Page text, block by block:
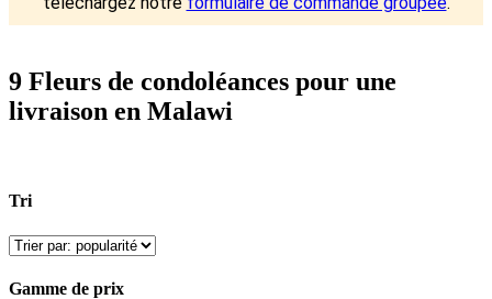
9 Fleurs de condoléances pour une
livraison en Malawi
Tri
Gamme de prix